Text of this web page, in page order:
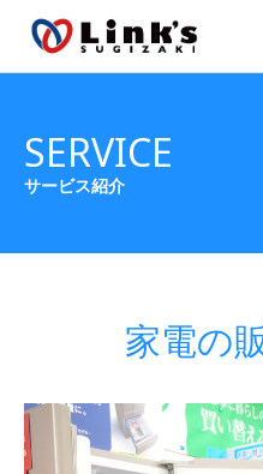
SERVICE
サービス紹介
家電の